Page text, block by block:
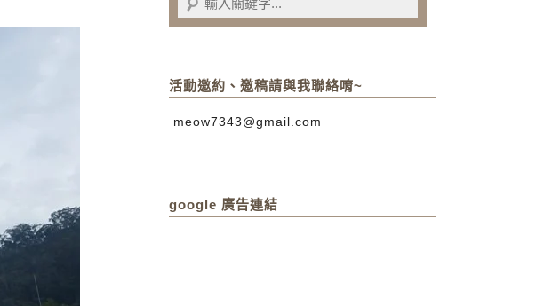
活動邀約、邀稿請與我聯絡唷~
meow7343@gmail.com
google 廣告連結